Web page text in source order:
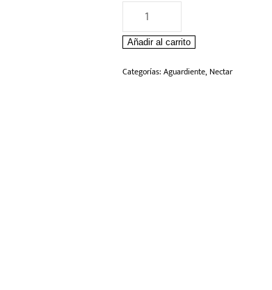
Aguardiente
Nectar
Rojo
375ml
Añadir al carrito
Categorías: Aguardiente, Nectar